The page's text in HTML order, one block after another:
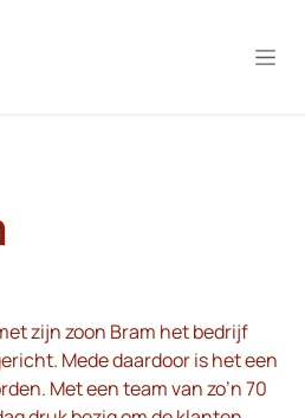
zijn zoon Bram het bedrijf
Mede daardoor is het een
Met een team van zo’n 70